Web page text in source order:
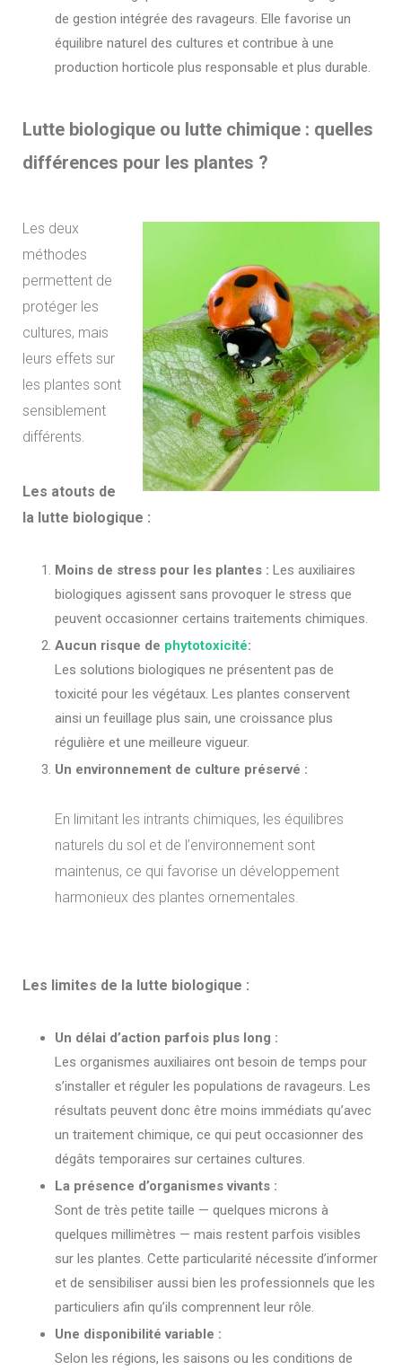
de gestion intégrée des ravageurs. Elle favorise un
équilibre naturel des cultures et contribue à une
production horticole plus responsable et plus durable.
Lutte biologique ou lutte chimique : quelles
différences pour les plantes ?
Les deux
méthodes
permettent de
protéger les
cultures, mais
leurs effets sur
les plantes sont
sensiblement
différents.
Les atouts de
la lutte biologique :
Moins de stress pour les plantes : Les auxiliaires
biologiques agissent sans provoquer le stress que
peuvent occasionner certains traitements chimiques.
Aucun risque de phytotoxicité:
Les solutions biologiques ne présentent pas de
toxicité pour les végétaux. Les plantes conservent
ainsi un feuillage plus sain, une croissance plus
régulière et une meilleure vigueur.
Un environnement de culture préservé :
En limitant les intrants chimiques, les équilibres
naturels du sol et de l’environnement sont
maintenus, ce qui favorise un développement
harmonieux des plantes ornementales.
Les limites de la lutte biologique :
Un délai d’action parfois plus long :
Les organismes auxiliaires ont besoin de temps pour
s’installer et réguler les populations de ravageurs. Les
résultats peuvent donc être moins immédiats qu’avec
un traitement chimique, ce qui peut occasionner des
dégâts temporaires sur certaines cultures.
La présence d’organismes vivants :
Sont de très petite taille — quelques microns à
quelques millimètres — mais restent parfois visibles
sur les plantes. Cette particularité nécessite d’informer
et de sensibiliser aussi bien les professionnels que les
particuliers afin qu’ils comprennent leur rôle.
Une disponibilité variable :
Selon les régions, les saisons ou les conditions de